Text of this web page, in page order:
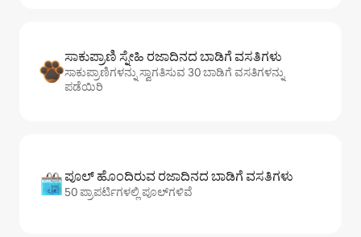
ಸಾಕುಪ್ರಾಣಿ ಸ್ನೇಹಿ ರಜಾದಿನದ ಬಾಡಿಗೆ ವಸತಿಗಳು
ಸಾಕುಪ್ರಾಣಿಗಳನ್ನು ಸ್ವಾಗತಿಸುವ 30 ಬಾಡಿಗೆ ವಸತಿಗಳನ್ನು
ಪಡೆಯಿರಿ
ಪೂಲ್ ಹೊಂದಿರುವ ರಜಾದಿನದ ಬಾಡಿಗೆ ವಸತಿಗಳು
50 ಪ್ರಾಪರ್ಟಿಗಳಲ್ಲಿ ಪೂಲ್‌‌‌‌‌‌‌‌‌ಗಳಿವೆ